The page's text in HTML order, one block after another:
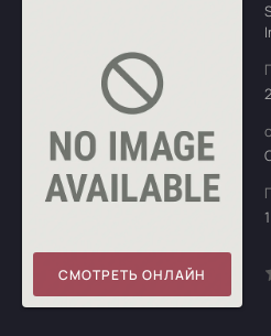
СМОТРЕТЬ ОНЛАЙН
1 2 3